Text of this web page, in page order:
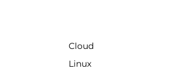
Cloud
Linux